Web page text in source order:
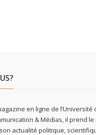
en ligne de l’Université
& Médias, il prend
actualité politique,